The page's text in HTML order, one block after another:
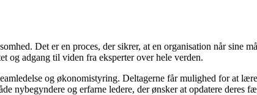
Det er en proces, der sikrer, at en organisation når sine
og adgang til viden fra eksperter over hele verden.
og økonomistyring. Deltagerne får mulighed for at
nybegyndere og erfarne ledere, der ønsker at opdatere deres